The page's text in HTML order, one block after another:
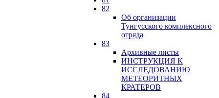
82
Об организации
Тунгусского комплексного
отряда
83
Архивные листы
ИНСТРУКЦИЯ К
ИССЛЕДОВАНИЮ
МЕТЕОРИТНЫХ
КРАТЕРОВ
84